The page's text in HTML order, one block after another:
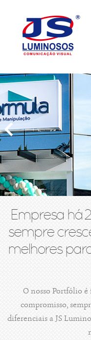
Empresa há
sempre
melhores
O nosso Portfólio é
compromisso,
diferenciais a JS